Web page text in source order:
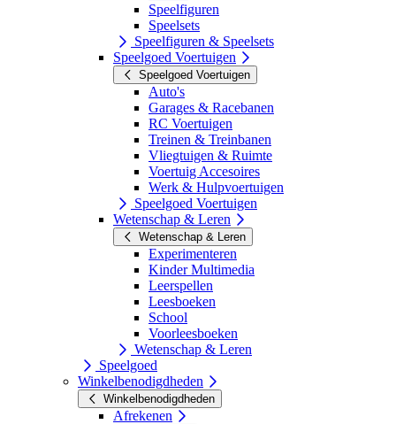
Speelfiguren
Speelsets
Speelfiguren & Speelsets
Speelgoed Voertuigen
Speelgoed Voertuigen
Auto's
Garages & Racebanen
RC Voertuigen
Treinen & Treinbanen
Vliegtuigen & Ruimte
Voertuig Accesoires
Werk & Hulpvoertuigen
Speelgoed Voertuigen
Wetenschap & Leren
Wetenschap & Leren
Experimenteren
Kinder Multimedia
Leerspellen
Leesboeken
School
Voorleesboeken
Wetenschap & Leren
Speelgoed
Winkelbenodigdheden
Winkelbenodigdheden
Afrekenen